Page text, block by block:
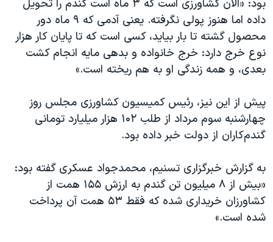
بود: «الان کشاورزی است که ۳ ماه است گندم را تحویل
داده اما هنوز پولی نگرفته. یعنی آدمی که ۹ ماه دور
محصول گشته تا بار بیاید، کسی است که تا پایان کار هزار
نوع خرج دارد: خرج خانواده و بدهی مایه انجام کشت
بعدی، و همه زندگی او به هم ریخته است.»
پیش از این نیز، رئیس کمیسیون کشاورزی مجلس روز
چهارشنبه سوم مرداد از طلب ۱۰۲ هزار میلیارد تومانی
گندم‌کاران از دولت خبر داده بود.
به گزارش خبرگزاری تسنیم، محمدجواد عسکری گفته بود:
«بیش از ۸ میلیون تن گندم به ارزش ۱۵۵ همت از
کشاورزان خریداری شده که فقط ۵۳ همت آن پرداخت
شده است.»